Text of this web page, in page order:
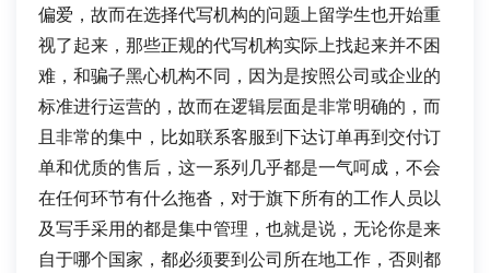
偏爱，故而在选择代写机构的问题上留学生也开始重
视了起来，那些正规的代写机构实际上找起来并不困
难，和骗子黑心机构不同，因为是按照公司或企业的
标准进行运营的，故而在逻辑层面是非常明确的，而
且非常的集中，比如联系客服到下达订单再到交付订
单和优质的售后，这一系列几乎都是一气呵成，不会
在任何环节有什么拖沓，对于旗下所有的工作人员以
及写手采用的都是集中管理，也就是说，无论你是来
自于哪个国家，都必须要到公司所在地工作，否则都